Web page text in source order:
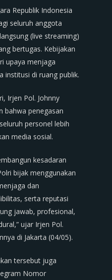
Republik Indonesia
seluruh anggota
(live streaming)
bertugas. Kebijakan
upaya menjaga
institusi di ruang publik.
Irjen Pol. Johnny
bahwa penegasan
personel lebih
media sosial.
kesadaran
bijak menggunakan
dan
serta reputasi
jawab, profesional,
ujar Irjen Pol.
di Jakarta (04/05).
tersebut juga
Nomor